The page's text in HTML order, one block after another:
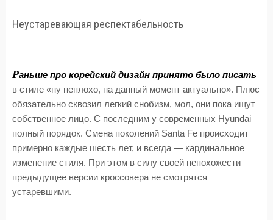
Неустаревающая респектабельность
Раньше про корейский дизайн принято было писать
в стиле «ну неплохо, на данный момент актуально». Плюс
обязательно сквозил легкий снобизм, мол, они пока ищут
собственное лицо. С последним у современных Hyundai
полный порядок. Смена поколений Santa Fe происходит
примерно каждые шесть лет, и всегда — кардинальное
изменение стиля. При этом в силу своей непохожести
предыдущее версии кроссовера не смотрятся
устаревшими.